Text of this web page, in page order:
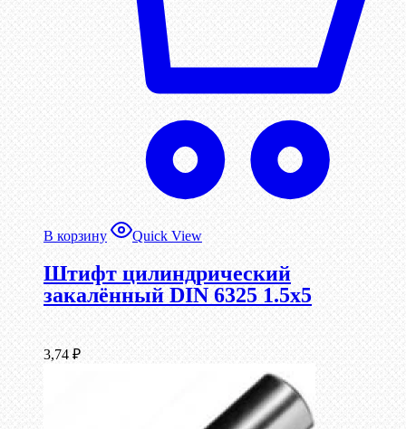
В корзину Quick View
Штифт цилиндрический
закалённый DIN 6325 1.5х5
3,74 ₽